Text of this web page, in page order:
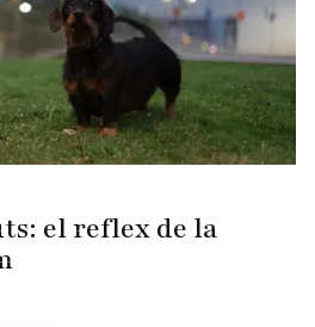
el reflex de la